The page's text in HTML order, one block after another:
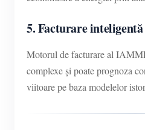
5. Facturare
Motorul de facturare al
complexe și poate prognoza
viitoare pe baza modelelor